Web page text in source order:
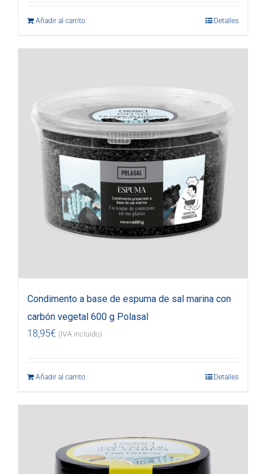
Añadir al carrito Detalles
Condimento a base de espuma de sal marina con
carbón vegetal 600 g Polasal
18,95€ (IVA incluido)
Añadir al carrito Detalles